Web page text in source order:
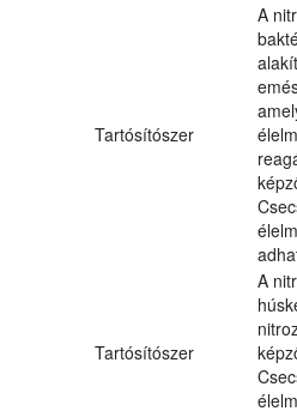
Tartósítószer
A
Tartósítószer
A